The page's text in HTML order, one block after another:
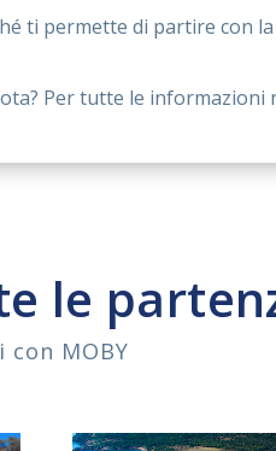
ti permette di partire con
Per tutte le informazioni
le
con MOBY